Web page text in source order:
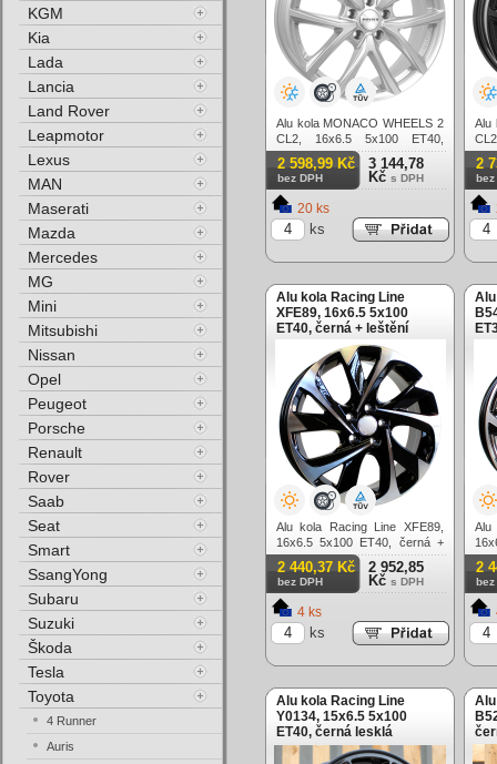
Alu kola MONACO WHEELS 2
CL2, 16x6.5 5x100 ET40,
stříbrná
2 598,99 Kč
bez DPH
3 144,78
Kč s DPH
20 ks
ks
Alu
2
bez
Alu kola Racing Line
XFE89, 16x6.5 5x100
ET40, černá + leštění
Alu kola Racing Line XFE89,
16x6.5 5x100 ET40, černá +
leštění
2 440,37 Kč
bez DPH
2 952,85
Kč s DPH
4 ks
ks
Alu
2
bez
Alu kola Racing Line
Y0134, 15x6.5 5x100
ET40, černá lesklá
KGM
Kia
Lada
Lancia
Land Rover
Leapmotor
Lexus
MAN
Maserati
Mazda
Mercedes
MG
Mini
Mitsubishi
Nissan
Opel
Peugeot
Porsche
Renault
Rover
Saab
Seat
Smart
SsangYong
Subaru
Suzuki
Škoda
Tesla
Toyota
4 Runner
Auris